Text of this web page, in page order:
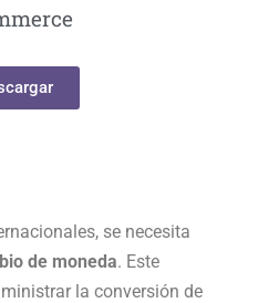
se necesita
de moneda. Este
la conversión de